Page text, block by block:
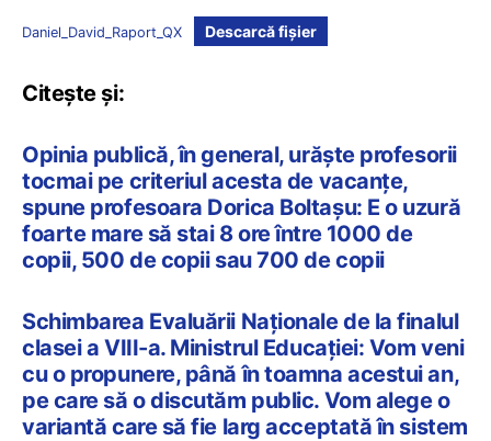
Daniel_David_Raport_QX Descarcă fișier
Citește și:
Opinia publică, în general, urăște profesorii
tocmai pe criteriul acesta de vacanțe,
spune profesoara Dorica Boltașu: E o uzură
foarte mare să stai 8 ore între 1000 de
copii, 500 de copii sau 700 de copii
Schimbarea Evaluării Naționale de la finalul
clasei a VIII-a. Ministrul Educației: Vom veni
cu o propunere, până în toamna acestui an,
pe care să o discutăm public. Vom alege o
variantă care să fie larg acceptată în sistem